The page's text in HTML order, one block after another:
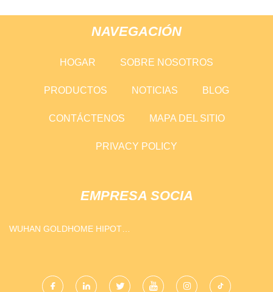
NAVEGACIÓN
HOGAR SOBRE NOSOTROS
PRODUCTOS NOTICIAS BLOG
CONTÁCTENOS MAPA DEL SITIO
PRIVACY POLICY
EMPRESA SOCIA
WUHAN GOLDHOME HIPOT